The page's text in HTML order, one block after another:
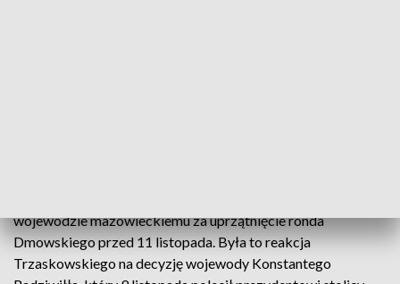
wojewodzie mazowieckiemu za uprzątnięcie ronda
Dmowskiego przed 11 listopada. Była to reakcja
Trzaskowskiego na decyzję wojewody Konstantego